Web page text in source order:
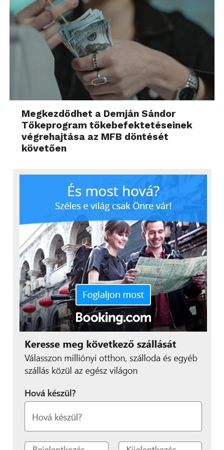
Megkezdődhet a Demján Sándor
Tőkeprogram tőkebefektetéseinek
végrehajtása az MFB döntését
követően